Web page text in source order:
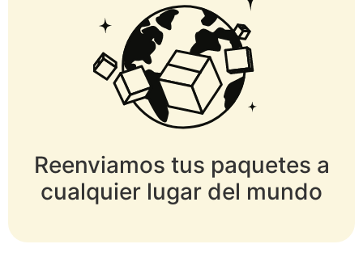
Reenviamos tus paquetes a
cualquier lugar del mundo